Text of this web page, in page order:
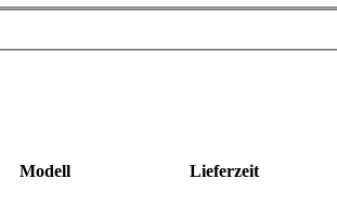
Modell Lieferzeit